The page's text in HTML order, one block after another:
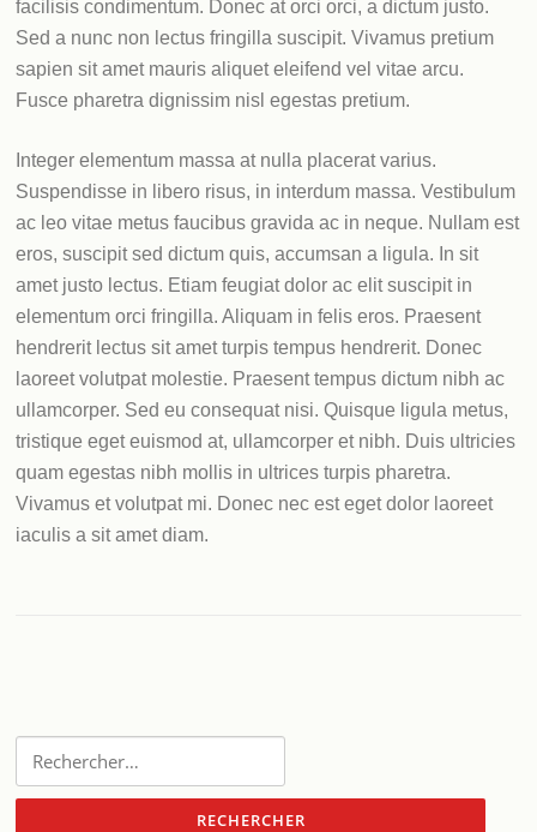
facilisis condimentum. Donec at orci orci, a dictum justo.
Sed a nunc non lectus fringilla suscipit. Vivamus pretium
sapien sit amet mauris aliquet eleifend vel vitae arcu.
Fusce pharetra dignissim nisl egestas pretium.
Integer elementum massa at nulla placerat varius.
Suspendisse in libero risus, in interdum massa. Vestibulum
ac leo vitae metus faucibus gravida ac in neque. Nullam est
eros, suscipit sed dictum quis, accumsan a ligula. In sit
amet justo lectus. Etiam feugiat dolor ac elit suscipit in
elementum orci fringilla. Aliquam in felis eros. Praesent
hendrerit lectus sit amet turpis tempus hendrerit. Donec
laoreet volutpat molestie. Praesent tempus dictum nibh ac
ullamcorper. Sed eu consequat nisi. Quisque ligula metus,
tristique eget euismod at, ullamcorper et nibh. Duis ultricies
quam egestas nibh mollis in ultrices turpis pharetra.
Vivamus et volutpat mi. Donec nec est eget dolor laoreet
iaculis a sit amet diam.